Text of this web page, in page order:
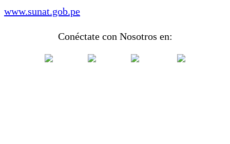
www.sunat.gob.pe
Conéctate con Nosotros en: